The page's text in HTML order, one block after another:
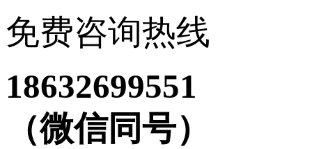
免费咨询热线
18632699551
（微信同号）